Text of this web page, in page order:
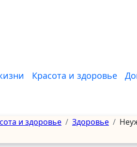
Красота и здоровье
и здоровье Здоровье